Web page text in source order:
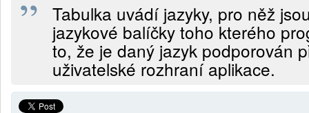
Tabulka uvádí jazyky, pro něž
jazykové balíčky toho kterého
to, že je daný jazyk podporován
uživatelské rozhraní aplikace.